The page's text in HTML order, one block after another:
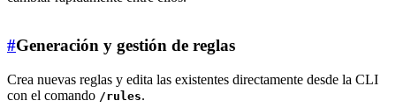
#Generación y gestión de reglas
Crea nuevas reglas y edita las existentes directamente desde la CLI
con el comando /rules.